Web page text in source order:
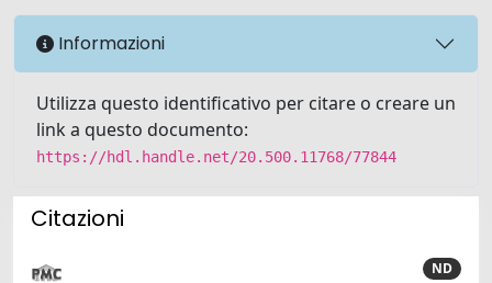
Informazioni
Utilizza questo identificativo per citare o creare un
link a questo documento:
https://hdl.handle.net/20.500.11768/77844
Citazioni
ND